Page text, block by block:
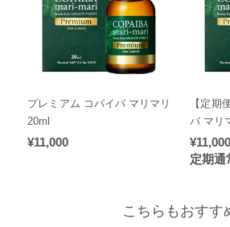
プレミアム コパイバ マリマリ
20ml
¥11,000
【定期
バ マリ
¥11,000
定期通
こちらもおすす